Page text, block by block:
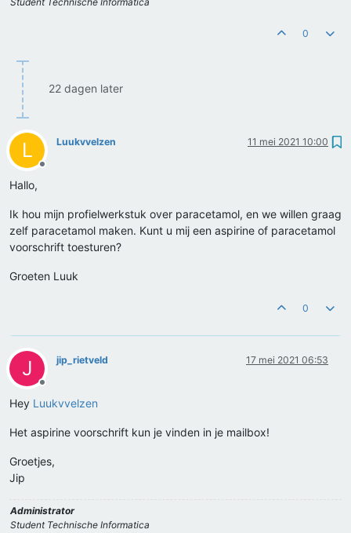
0
22 dagen later
L
Offline
Luukvvelzen 11 mei 2021 10:00
Hallo,
Ik hou mijn profielwerkstuk over paracetamol, en we willen graag
zelf paracetamol maken. Kunt u mij een aspirine of paracetamol
voorschrift toesturen?
Groeten Luuk
0
J
Offline
jip_rietveld 17 mei 2021 06:53
Hey Luukvvelzen
Het aspirine voorschrift kun je vinden in je mailbox!
Groetjes,
Jip
Administrator
Student Technische Informatica